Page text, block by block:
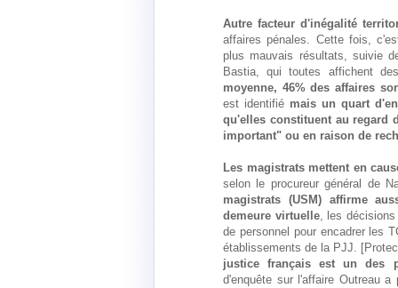
Autre facteur d'inégalité
affaires pénales. Cette fois,
plus mauvais résultats, suivie
Bastia, qui toutes affichent
moyenne, 46% des affaires
est identifié mais un quart
qu'elles constituent au regard
important" ou en raison de
Les magistrats mettent en
selon le procureur général de
magistrats (USM) affirme
demeure virtuelle, les décisions
de personnel pour encadrer les
établissements de la PJJ.
justice français est un des
d'enquête sur l'affaire Outreau a